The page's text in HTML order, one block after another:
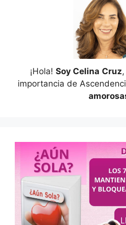
¡Hola! Soy Celina Cruz
importancia de